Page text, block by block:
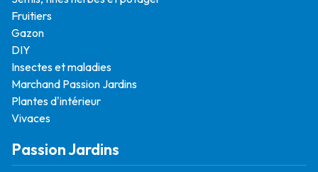
Fruitiers
Gazon
DIY
Insectes et maladies
Marchand Passion Jardins
Plantes d'intérieur
Vivaces
Passion Jardins